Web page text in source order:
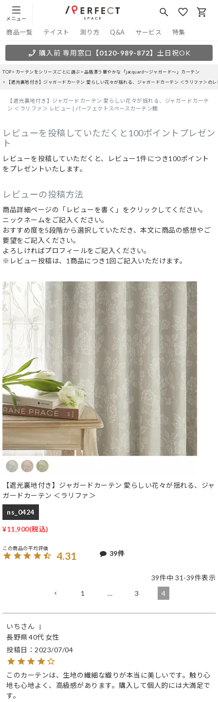
メニュー
商品一覧 テイスト 測り方 Q&A サービス 特集
購入前 専用窓口 【0120-989-872】 土日祝OK
TOP カーテンをシリーズごとに選ぶ
品格漂う華やかな「jacquard～ジャガード～」カーテン
【遮光裏地付き】ジャガードカーテン 愛らしい花々が揺れる、ジャガードカーテン ＜ラリファ＞のレ
【遮光裏地付き】ジャガードカーテン 愛らしい花々が揺れる、ジャガードカーテ
ン ＜ラリファ＞ レビュー | パーフェクトスペースカーテン館
レビューを投稿していただくと100ポイントプレゼン
ト
レビューを投稿していただくと、レビュー1件につき100ポイント
をプレゼントいたします。
レビューの投稿方法
商品詳細ページの「レビューを書く」をクリックしてください。
ニックネームをご記入ください。
おすすめ度を5段階から選択していただき、本文に商品の感想やご
要望をご記入ください。
よろしければプロフィールをご記入ください。
※レビュー投稿は、1商品につき1回ご記入いただけます。
【遮光裏地付き】ジャガードカーテン 愛らしい花々が揺れる、ジャ
ガードカーテン ＜ラリファ＞
ns_0424
¥11,900
4.31 39
39件中 31 -39件表示
1
… 3 4
いち
長野県40代 女性
投稿日
2023/07/04
このカーテンは、生地の繊細な織りが本当に美しいです。触り心
地も心地よく、高級感があります。購入して個人的には大満足で
す。